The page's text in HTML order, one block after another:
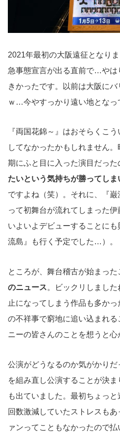
2021年最初の大阪遠征となり
急事態宣言が出る直前で…やは
きかったです。以前は大阪に
ｗ…今やすっかり遠い地となっ
『両国花錦～』はおそらくこ
してなかったかもしれません
期にふと目に入った演目だった
たいという気持ちが勝ってしま
ですよね（笑）。それに、『
って初舞台が流れてしまった
いよいよデビューすることに
流島』も行く予定でした…）。
ところが、舞台稽古が始まっ
のニュース。ビックリしまし
止になってしまう作品も多か
の不祥事で窮地に追い込まれ
ニーの皆さんのことを想うと心
公演がどうなるのか気がかりだ
を組み直し公演することが決
も出ていました。最初ちょっ
回数激減していたストレスも
ァンってこともなかったので